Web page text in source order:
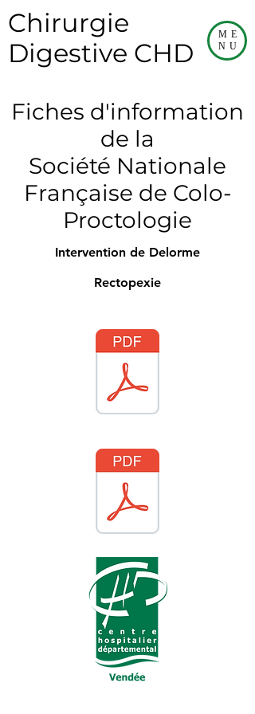
ME
NU
Chirurgie
Digestive CHD
Fiches d'information
de la
Société Nationale
Française de Colo-
Proctologie
Intervention de Delorme
Rectopexie